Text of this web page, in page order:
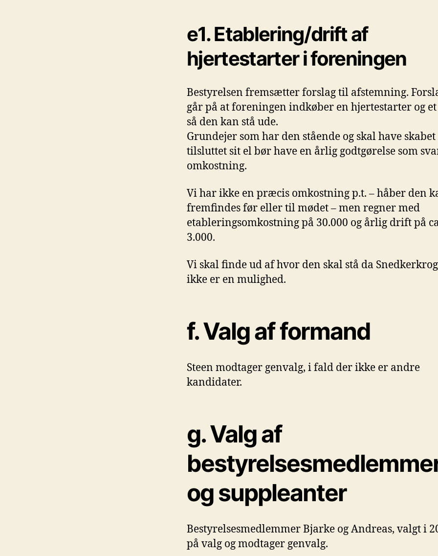
e1. Etablering/drift af
hjertestarter i foreningen
Bestyrelsen fremsætter forslag til afstemning.
går på at foreningen indkøber en hjertestarter og
så den kan stå ude.
Grundejer som har den stående og skal have skabet
tilsluttet sit el bør have en årlig godtgørelse som
omkostning.
Vi har ikke en præcis omkostning p.t. – håber den
fremfindes før eller til mødet – men regner med
etableringsomkostning på 30.000 og årlig drift på
3.000.
Vi skal finde ud af hvor den skal stå da
ikke er en mulighed.
f. Valg af formand
Steen modtager genvalg, i fald der ikke er andre
kandidater.
g. Valg af
og suppleanter
Bestyrelsesmedlemmer Bjarke og Andreas, valgt i
på valg og modtager genvalg.